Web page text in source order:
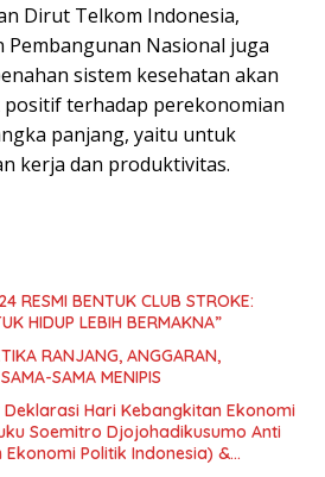
Dirut Telkom Indonesia,
Pembangunan Nasional juga
sistem kesehatan akan
terhadap perekonomian
panjang, yaitu untuk
kerja dan produktivitas.
RESMI BENTUK CLUB STROKE:
HIDUP LEBIH BERMAKNA”
RANJANG, ANGGARAN,
SAMA MENIPIS
Hari Kebangkitan Ekonomi
Soemitro Djojohadikusumo Anti
Politik Indonesia) &